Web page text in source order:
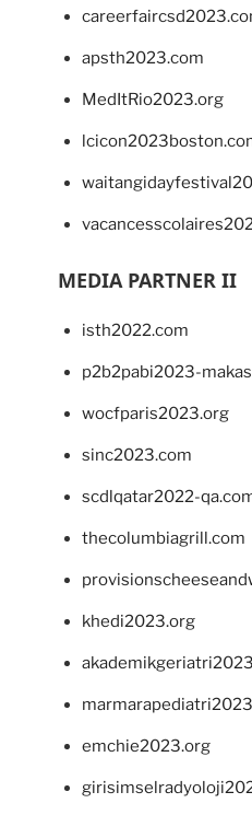
apsth2023.com
MedItRio2023.org
MEDIA PARTNER II
isth2022.com
p2b2pabi2023-
wocfparis2023.org
sinc2023.com
scdlqatar2022-
thecolumbiagrill.com
khedi2023.org
emchie2023.org